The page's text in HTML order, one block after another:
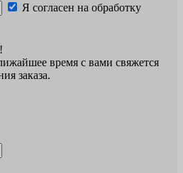
Я согласен на обработку
время с вами свяжется
заказа.